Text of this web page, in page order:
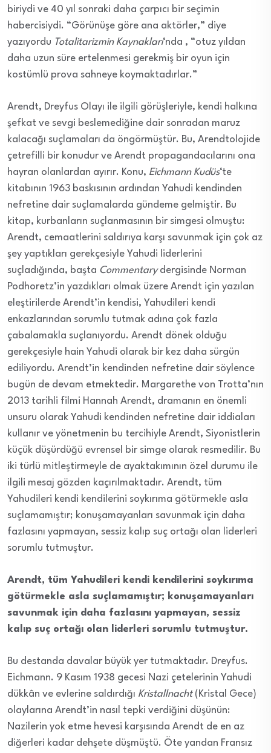
biriydi ve 40 yıl sonraki daha çarpıcı bir seçimin
habercisiydi. “Görünüşe göre ana aktörler,” diye
yazıyordu Totalitarizmin Kaynakları‘nda , “otuz yıldan
daha uzun süre ertelenmesi gerekmiş bir oyun için
kostümlü prova sahneye koymaktadırlar.”
Arendt, Dreyfus Olayı ile ilgili görüşleriyle, kendi halkına
şefkat ve sevgi beslemediğine dair sonradan maruz
kalacağı suçlamaları da öngörmüştür. Bu, Arendtolojide
çetrefilli bir konudur ve Arendt propagandacılarını ona
hayran olanlardan ayırır. Konu, Eichmann Kudüs‘te
kitabının 1963 baskısının ardından Yahudi kendinden
nefretine dair suçlamalarda gündeme gelmiştir. Bu
kitap, kurbanların suçlanmasının bir simgesi olmuştu:
Arendt, cemaatlerini saldırıya karşı savunmak için çok az
şey yaptıkları gerekçesiyle Yahudi liderlerini
suçladığında, başta Commentarydergisinde Norman
Podhoretz’in yazdıkları olmak üzere Arendt için yazılan
eleştirilerde Arendt’in kendisi, Yahudileri kendi
enkazlarından sorumlu tutmak adına çok fazla
çabalamakla suçlanıyordu. Arendt dönek olduğu
gerekçesiyle hain Yahudi olarak bir kez daha sürgün
ediliyordu. Arendt’in kendinden nefretine dair söylence
bugün de devam etmektedir. Margarethe von Trotta’nın
2013 tarihli filmi Hannah Arendt, dramanın en önemli
unsuru olarak Yahudi kendinden nefretine dair iddiaları
kullanır ve yönetmenin bu tercihiyle Arendt, Siyonistlerin
küçük düşürdüğü evrensel bir simge olarak resmedilir. Bu
iki türlü mitleştirmeyle de ayaktakımının özel durumu ile
ilgili mesaj gözden kaçırılmaktadır. Arendt, tüm
Yahudileri kendi kendilerini soykırıma götürmekle asla
suçlamamıştır; konuşamayanları savunmak için daha
fazlasını yapmayan, sessiz kalıp suç ortağı olan liderleri
sorumlu tutmuştur.
Arendt, tüm Yahudileri kendi kendilerini soykırıma
götürmekle asla suçlamamıştır; konuşamayanları
savunmak için daha fazlasını yapmayan, sessiz
kalıp suç ortağı olan liderleri sorumlu tutmuştur.
Bu destanda davalar büyük yer tutmaktadır. Dreyfus.
Eichmann. 9 Kasım 1938 gecesi Nazi çetelerinin Yahudi
dükkân ve evlerine saldırdığı Kristallnacht(Kristal Gece)
olaylarına Arendt’in nasıl tepki verdiğini düşünün:
Nazilerin yok etme hevesi karşısında Arendt de en az
diğerleri kadar dehşete düşmüştü. Öte yandan Fransız